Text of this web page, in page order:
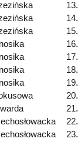
13.
14.
15.
16.
17.
18.
19.
20.
21.
22.
23.